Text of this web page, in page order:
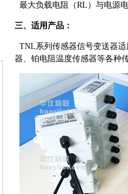
最大负载电阻（RL）与电源
三、适用产品：
TNL系列传感器信号变送器
器、铂电阻温度传感器等各种